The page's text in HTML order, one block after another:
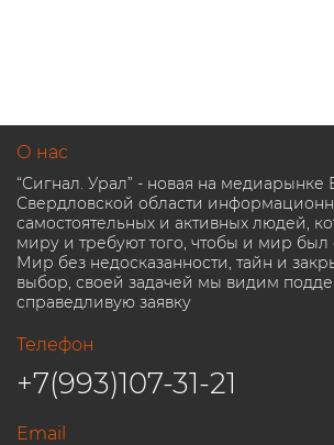
О нас
“Сигнал. Урал” - новая на медиарынке
Свердловской области
самостоятельных и активных людей,
миру и требуют того, чтобы и мир был
Мир без недосказанности, тайн и
выбор, своей задачей мы видим
справедливую заявку
Телефон
+7(993)107-31-21
Email